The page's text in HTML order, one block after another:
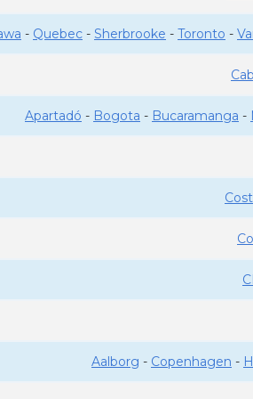
- Quebec - Sherbrooke - Toronto -
Apartadó - Bogota - Bucaramanga -
Aalborg - Copenhagen -